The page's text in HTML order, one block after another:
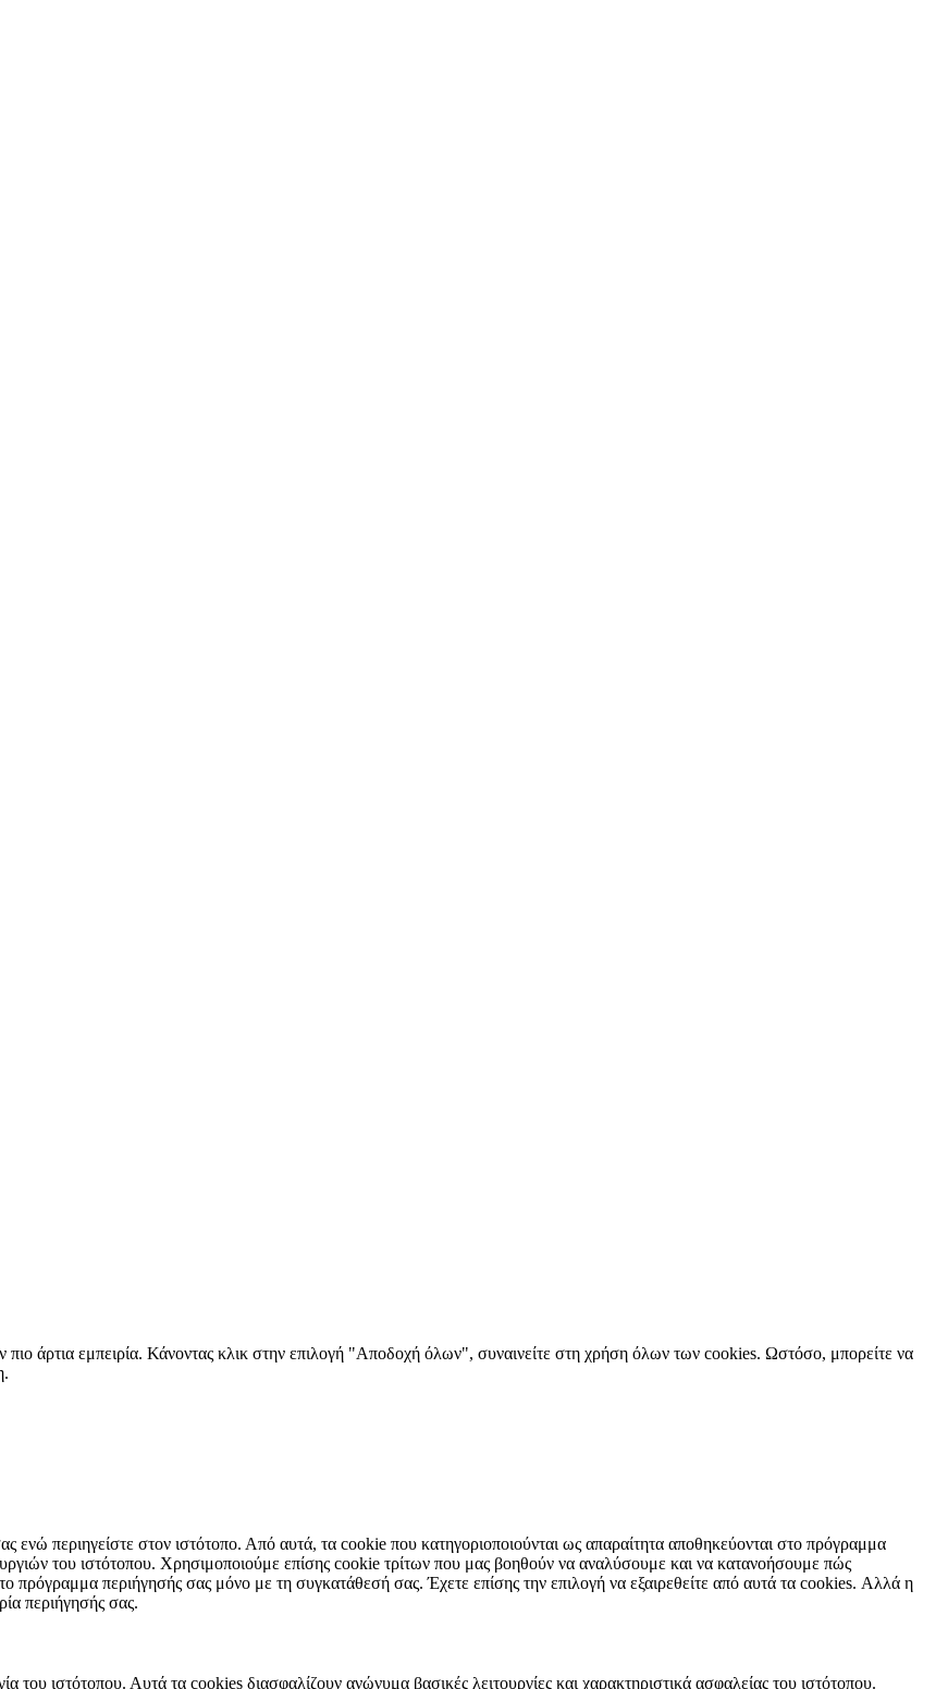
άρτια εμπειρία. Κάνοντας κλικ στην επιλογή "Αποδοχή όλων", συναινείτε στη χρήση όλων των cookies. Ωστόσο, μπορείτε να
ενώ περιηγείστε στον ιστότοπο. Από αυτά, τα cookie που κατηγοριοποιούνται ως απαραίτητα αποθηκεύονται στο πρόγραμμα
του ιστότοπου. Χρησιμοποιούμε επίσης cookie τρίτων που μας βοηθούν να αναλύσουμε και να κατανοήσουμε πώς
πρόγραμμα περιήγησής σας μόνο με τη συγκατάθεσή σας. Έχετε επίσης την επιλογή να εξαιρεθείτε από αυτά τα cookies. Αλλά η
περιήγησής σας.
του ιστότοπου. Αυτά τα cookies διασφαλίζουν ανώνυμα βασικές λειτουργίες και χαρακτηριστικά ασφαλείας του ιστότοπου.